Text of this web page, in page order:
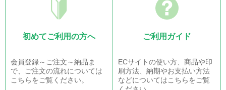
初めてご利用の方へ
会員登録～ご注文～納品ま
で、ご注文の流れについては
こちらをご覧ください。
ご利用ガイド
ECサイトの使い方、商品や印
刷方法、納期やお支払い方法
などについてはこちらをご覧